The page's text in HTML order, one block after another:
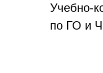
Учебно-
по ГО и